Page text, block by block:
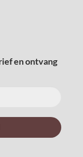
en ontvang